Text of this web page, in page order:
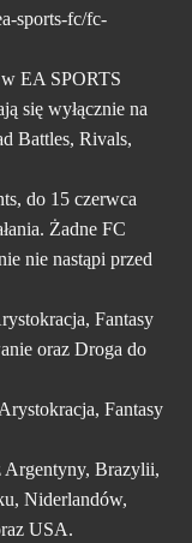
sports-fc/fc-
EA SPORTS
się wyłącznie na
Battles, Rivals,
do 15 czerwca
Żadne FC
nie nastąpi przed
Fantasy
oraz Droga do
Fantasy
Argentyny, Brazylii,
Niderlandów,
USA.